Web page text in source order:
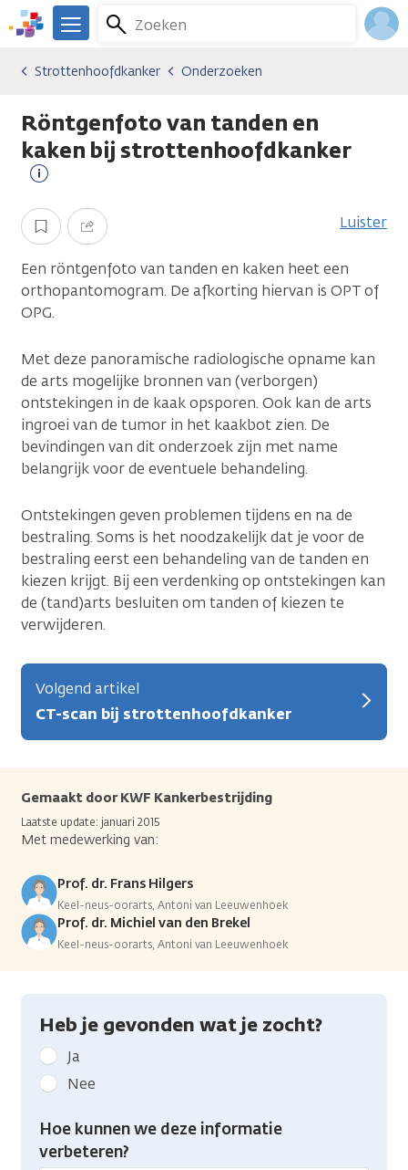
Overslaan
en
gaan
We
er
je.
Kanker.nl
Zoeken
Menu
Kankersoorten
Strottenhoofdkanker
Onderzoeken
Strottenhoofdkanker Onderzoeken
Röntgenfoto van tanden en
kaken bij strottenhoofdkanker
informatie
Opslaan Delen Luister
Een röntgenfoto van tanden en kaken heet een
orthopantomogram. De afkorting hiervan is OPT of
OPG.
Met deze panoramische radiologische opname kan
de arts mogelijke bronnen van (verborgen)
ontstekingen in de kaak opsporen. Ook kan de arts
ingroei van de tumor in het kaakbot zien. De
bevindingen van dit onderzoek zijn met name
belangrijk voor de eventuele behandeling.
Ontstekingen geven problemen tijdens en na de
bestraling. Soms is het noodzakelijk dat je voor de
bestraling eerst een behandeling van de tanden en
kiezen krijgt. Bij een verdenking op ontstekingen kan
de (tand)arts besluiten om tanden of kiezen te
verwijderen.
Volgend artikel
CT-scan bij strottenhoofdkanker
Gemaakt door KWF Kankerbestrijding
Laatste update: januari 2015
Met medewerking van:
Prof. dr. Frans Hilgers
Keel-neus-oorarts, Antoni van Leeuwenhoek
Prof. dr. Michiel van den Brekel
Keel-neus-oorarts, Antoni van Leeuwenhoek
Heb je gevonden wat je zocht?
Geef
kanker.nl
feedback:
Heb
gevonden
Ja
Nee
Hoe kunnen we deze informatie
verbeteren?